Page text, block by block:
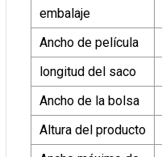
embalaje
Ancho de película
longitud del saco
Ancho de la bolsa
Altura del producto